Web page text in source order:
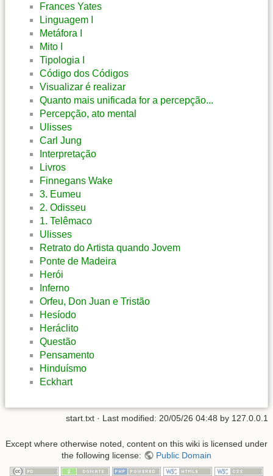
Frances Yates
Linguagem I
Metáfora I
Mito I
Tipologia I
Código dos Códigos
Visualizar é realizar
Quanto mais unificada for a percepção...
Percepção, ato mental
Ulisses
Carl Jung
Interpretação
Livros
Finnegans Wake
3. Eumeu
2. Odisseu
1. Telêmaco
Ulisses
Retrato do Artista quando Jovem
Ponte de Madeira
Herói
Inferno
Orfeu, Don Juan e Tristão
Hesíodo
Heráclito
Questão
Pensamento
Hinduísmo
Eckhart
start.txt · Last modified: 20/05/26 04:48 by 127.0.0.1
Except where otherwise noted, content on this wiki is licensed under
the following license:
Public Domain